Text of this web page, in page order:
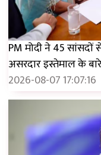
PM मोदी ने 45 सांसदों
असरदार इस्तेमाल के
2026-08-07 17:07:16